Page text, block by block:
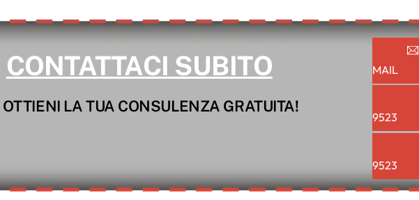
CONTATTACI SUBITO
OTTIENI LA TUA CONSULENZA GRATUITA!
MAIL
9523
9523